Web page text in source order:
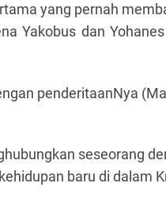
yang pernah
Yakobus dan
penderitaanNya
seseorang
baru di dalam